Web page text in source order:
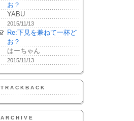
お？
YABU
2015/11/13
Re:下見を兼ねて一杯ど
お？
はーちゃん
2015/11/13
TRACKBACK
ARCHIVE